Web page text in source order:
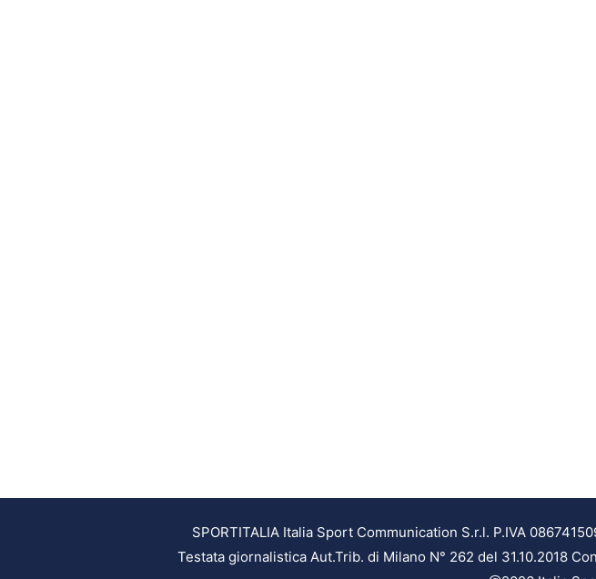
SPORTITALIA Italia Sport Communication S.r.l. P.IVA
Testata giornalistica Aut.Trib. di Milano N° 262 del 31.10.2018